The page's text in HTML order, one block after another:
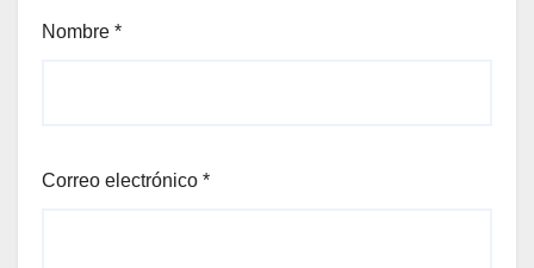
Nombre *
Correo electrónico *